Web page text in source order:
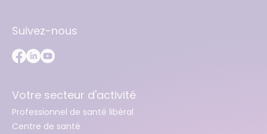
Suivez-nous
Votre secteur d'activité
Professionnel de santé libéral
Centre de santé